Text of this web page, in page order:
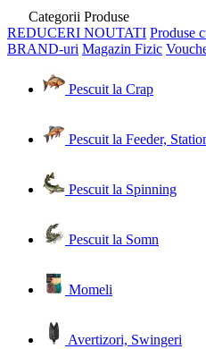
Categorii Produse
REDUCERI NOUTATI Produse
BRAND-uri Magazin Fizic
Pescuit la Crap
Pescuit la Feeder,
Pescuit la Spinning
Pescuit la Somn
Momeli
Avertizori, Swingeri